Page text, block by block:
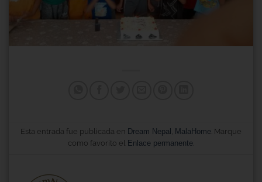
Esta entrada fue publicada en Dream Nepal , MalaHome . Marque
como favorito el Enlace permanente